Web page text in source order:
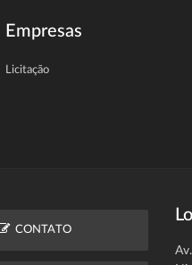
Empresas
Licitação
CONTATO